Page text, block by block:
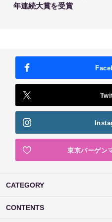
年連続大賞を受賞
東京バーゲン
CATEGORY
CONTENTS